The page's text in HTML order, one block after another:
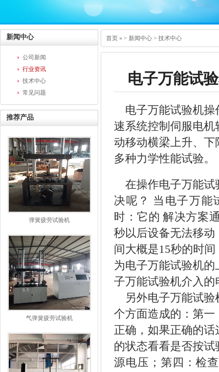
新闻中心
公司新闻
行业资讯
技术中心
常见问题
推荐产品
弹簧疲劳试验机
气弹簧疲劳试验机
首页 » > 新闻中心 > 技术中心
电子万能试
电子万能试验机操
速系统控制伺服电
动移动横梁上升、
多种力学性能试验。
在操作电子万能试
决呢？ 当电子万能
时：它的 解决方案
秒以后设备无法移
间大概是15秒的时
为电子万能试验机
子万能试验机介入
另外电子万能试验
个方面造成的： 第一
正确，如果正确的
的状态看看是否按
源电压；第四：检